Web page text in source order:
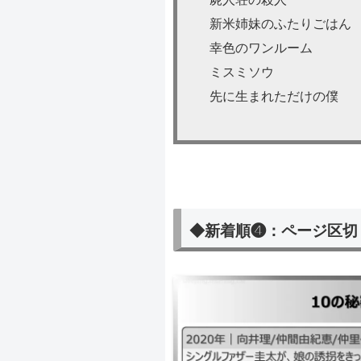
新米姉妹のふたりごはん
幸色のワンルーム
ミスミソウ
先に生まれただけの僕
◆新着順❹：ページ区切